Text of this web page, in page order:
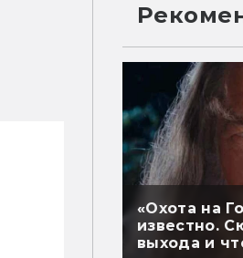
«Охота на
известно.
выхода и